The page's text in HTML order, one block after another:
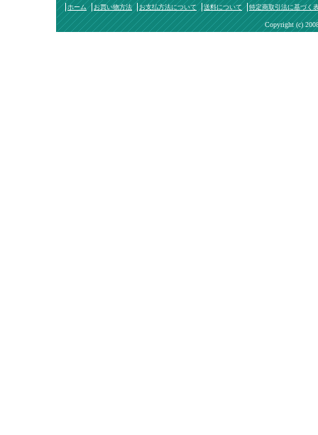
ホーム お買い物方法 お支払方法について 送料について 特定商取引法に基づく
Copyright (c)